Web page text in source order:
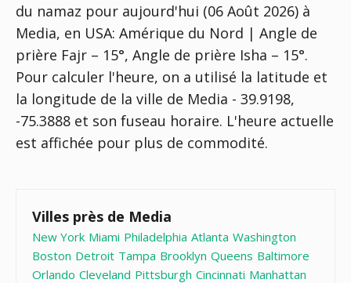
du namaz pour aujourd'hui (06 Août 2026) à
Media, en USA: Amérique du Nord | Angle de
prière Fajr – 15°, Angle de prière Isha – 15°.
Pour calculer l'heure, on a utilisé la latitude et
la longitude de la ville de Media - 39.9198,
-75.3888 et son fuseau horaire. L'heure actuelle
est affichée pour plus de commodité.
Villes près de Media
New York Miami Philadelphia Atlanta Washington
Boston Detroit Tampa Brooklyn Queens Baltimore
Orlando Cleveland Pittsburgh Cincinnati Manhattan